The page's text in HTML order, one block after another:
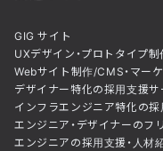
GIG サイト
UXデザイン・プロトタイプ
Webサイト制作/CMS・マー
デザイナー特化の採用支援
インフラエンジニア特化の
エンジニア・デザイナーの
エンジニアの採用支援・人